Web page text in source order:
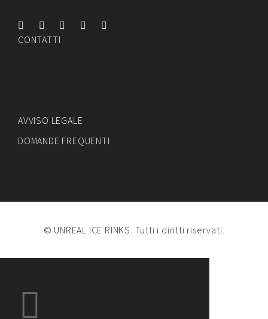
CONTATTI
AVVISO LEGALE
DOMANDE FREQUENTI
© UNREAL ICE RINKS. Tutti i diritti riservati.